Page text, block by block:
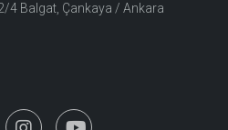
4 Balgat, Çankaya / Ankara